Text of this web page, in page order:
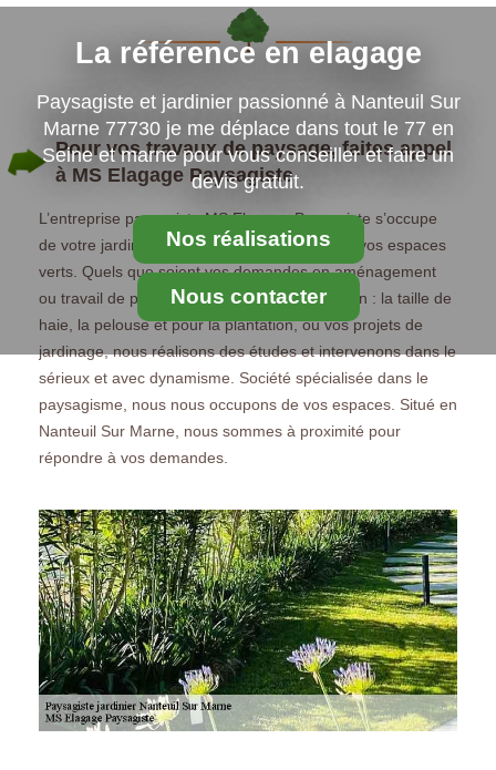
La référence en elagage
Paysagiste et jardinier passionné à Nanteuil Sur
Marne 77730 je me déplace dans tout le 77 en
Seine et marne pour vous conseiller et faire un
devis gratuit.
Nos réalisations
Nous contacter
Pour vos travaux de paysage, faites appel
à MS Elagage Paysagiste
L’entreprise paysagiste MS Elagage Paysagiste s’occupe
de votre jardin, de vos terrasses ainsi que de vos espaces
verts. Quels que soient vos demandes en aménagement
ou travail de paysage : paysage de votre jardin : la taille de
haie, la pelouse et pour la plantation, ou vos projets de
jardinage, nous réalisons des études et intervenons dans le
sérieux et avec dynamisme. Société spécialisée dans le
paysagisme, nous nous occupons de vos espaces. Situé en
Nanteuil Sur Marne, nous sommes à proximité pour
répondre à vos demandes.